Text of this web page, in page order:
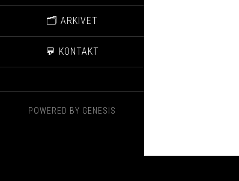
🗂️ ARKIVET
💬 KONTAKT
POWERED BY GENESIS